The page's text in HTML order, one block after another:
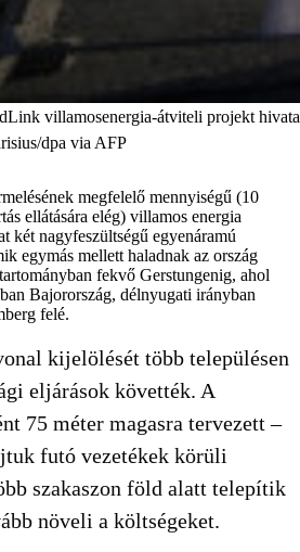
villamosenergia-átviteli projekt
dpa via AFP
megfelelő mennyiségű (10
ellátására elég) villamos energia
két nagyfeszültségű egyenáramú
egymás mellett haladnak az ország
fekvő Gerstungenig, ahol
Bajorország, délnyugati irányban
felé.
kijelölését több településen
eljárások követték. A
75 méter magasra tervezett –
futó vezetékek körüli
szakaszon föld alatt telepítik
növeli a költségeket.